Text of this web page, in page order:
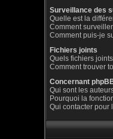
Surveillance des
Quelle est la
Comment
Comment puis-je
Fichiers joints
Quels fichiers
Comment trouver
Concernant
Qui sont les
Pourquoi la
Qui contacter pour